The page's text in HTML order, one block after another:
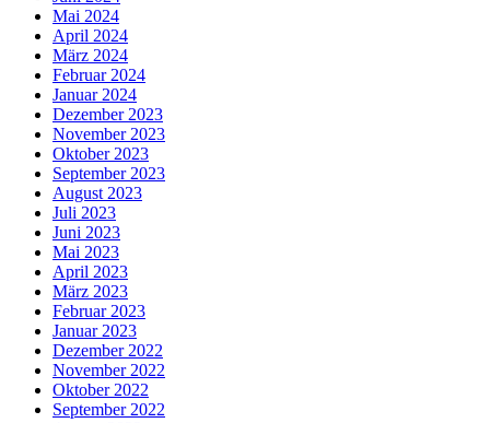
Mai 2024
April 2024
März 2024
Februar 2024
Januar 2024
Dezember 2023
November 2023
Oktober 2023
September 2023
August 2023
Juli 2023
Juni 2023
Mai 2023
April 2023
März 2023
Februar 2023
Januar 2023
Dezember 2022
November 2022
Oktober 2022
September 2022